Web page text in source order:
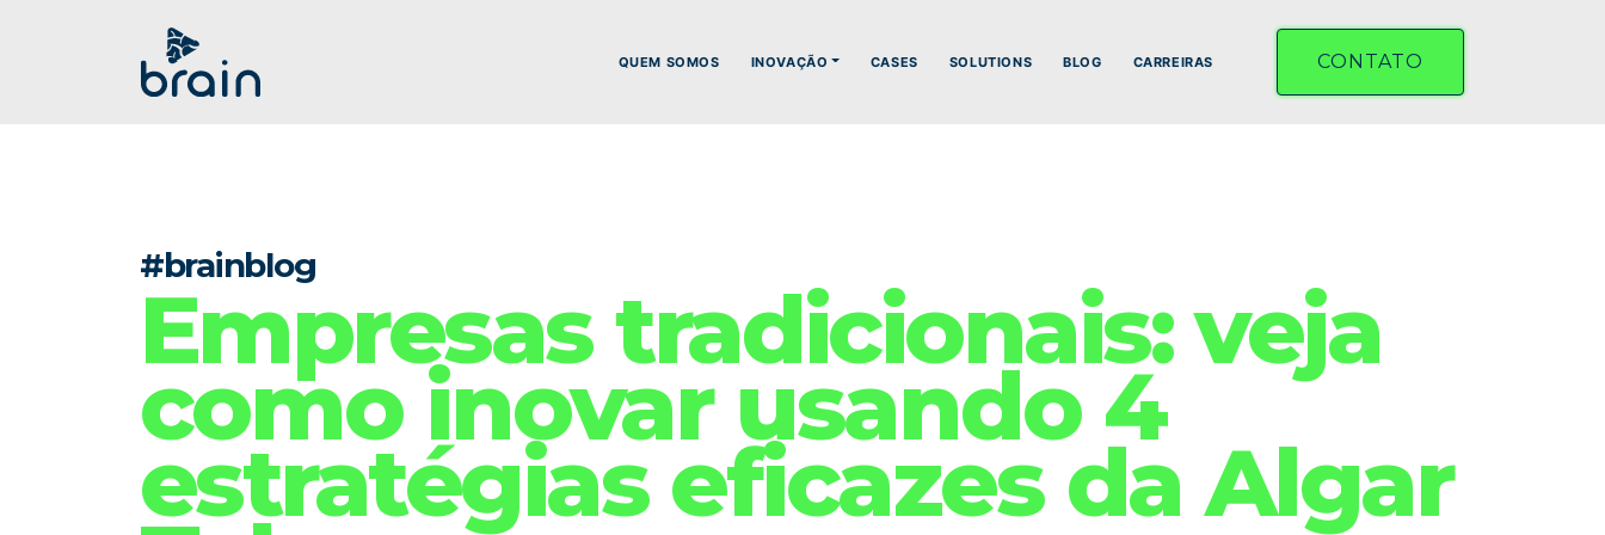
QUEM SOMOS INOVAÇÃO CASES SOLUTIONS BLOG CARREIRAS CONTATO
#brainblog
Empresas tradicionais: veja
como inovar usando 4
estratégias eficazes da Algar